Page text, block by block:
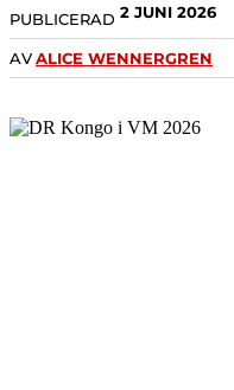
PUBLICERAD 2 JUNI 2026
AVALICE WENNERGREN